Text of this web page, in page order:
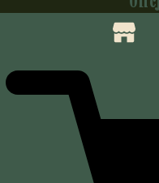
Felietony i nie
Dziennik pokładowy
Dziennik polityczny